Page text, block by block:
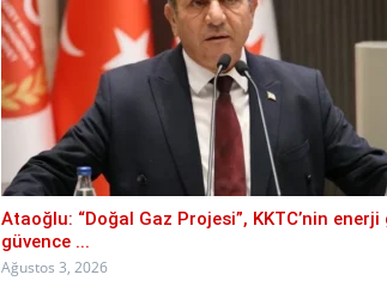
Ataoğlu: “Doğal Gaz Projesi”, KKTC’nin enerji
güvence ...
Ağustos 3, 2026